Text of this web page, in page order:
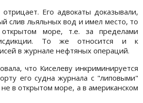
Его адвокаты доказывали,
слив льяльных вод и имел место, то
море, т.е. за пределами
То же относится и к
в журнале нефтяных операций.
что Киселеву инкриминируется
его судна журнала с "липовыми"
в открытом море, а в американском